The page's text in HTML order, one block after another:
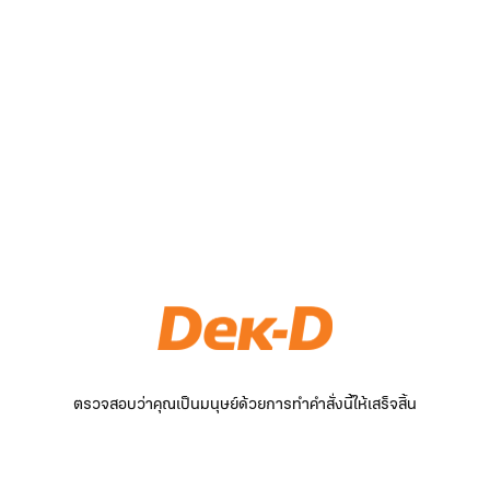
ตรวจสอบว่าคุณเป็นมนุษย์ด้วยการทำคำสั่งนี้ให้เสร็จสิ้น